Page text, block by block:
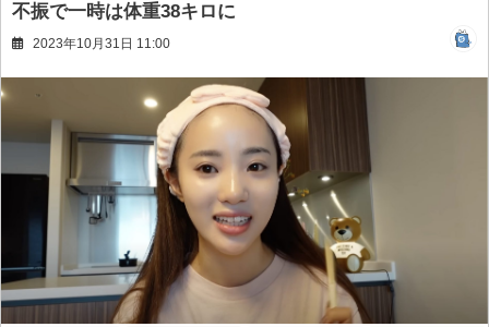
不振で一時は体重38キロに
2023年10月31日 11:00